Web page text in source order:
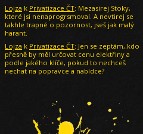
Lojza k Privatizace ČT: Mezasirej Stoky,
které jsi nenaprogrsmoval. A nevtirej se
takhle trapné o pozornost, jseš jak malý
harant.
Lojza k Privatizace ČT: Jen se zeptám,.kdo
přesně by měl určovat cenu elektřiny a
podle jakého klíče, pokud to nechceš
nechat na popravce a nabídce?